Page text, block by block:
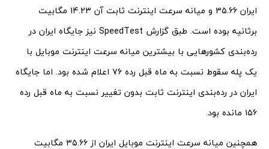
ایران ۳۵.۶۶ و میانه سرعت اینترنت ثابت آن ۱۴.۲۳ مگابیت
برثانیه بوده است. طبق گزارش SpeedTest نیز جایگاه ایران در
رده‌بندی کشورهایی با بیشترین میانه سرعت اینترنت موبایل با
یک پله سقوط نسبت به ماه قبل رده ۷۶ اعلام شده بود. اما جایگاه
ایران در رده‌بندی اینترنت ثابت بدون تغییر نسبت به ماه قبل رده
۱۵۶ مانده بود.
همچنین میانه سرعت اینترنت موبایل ایران از ۳۵.۶۶ مگابیت